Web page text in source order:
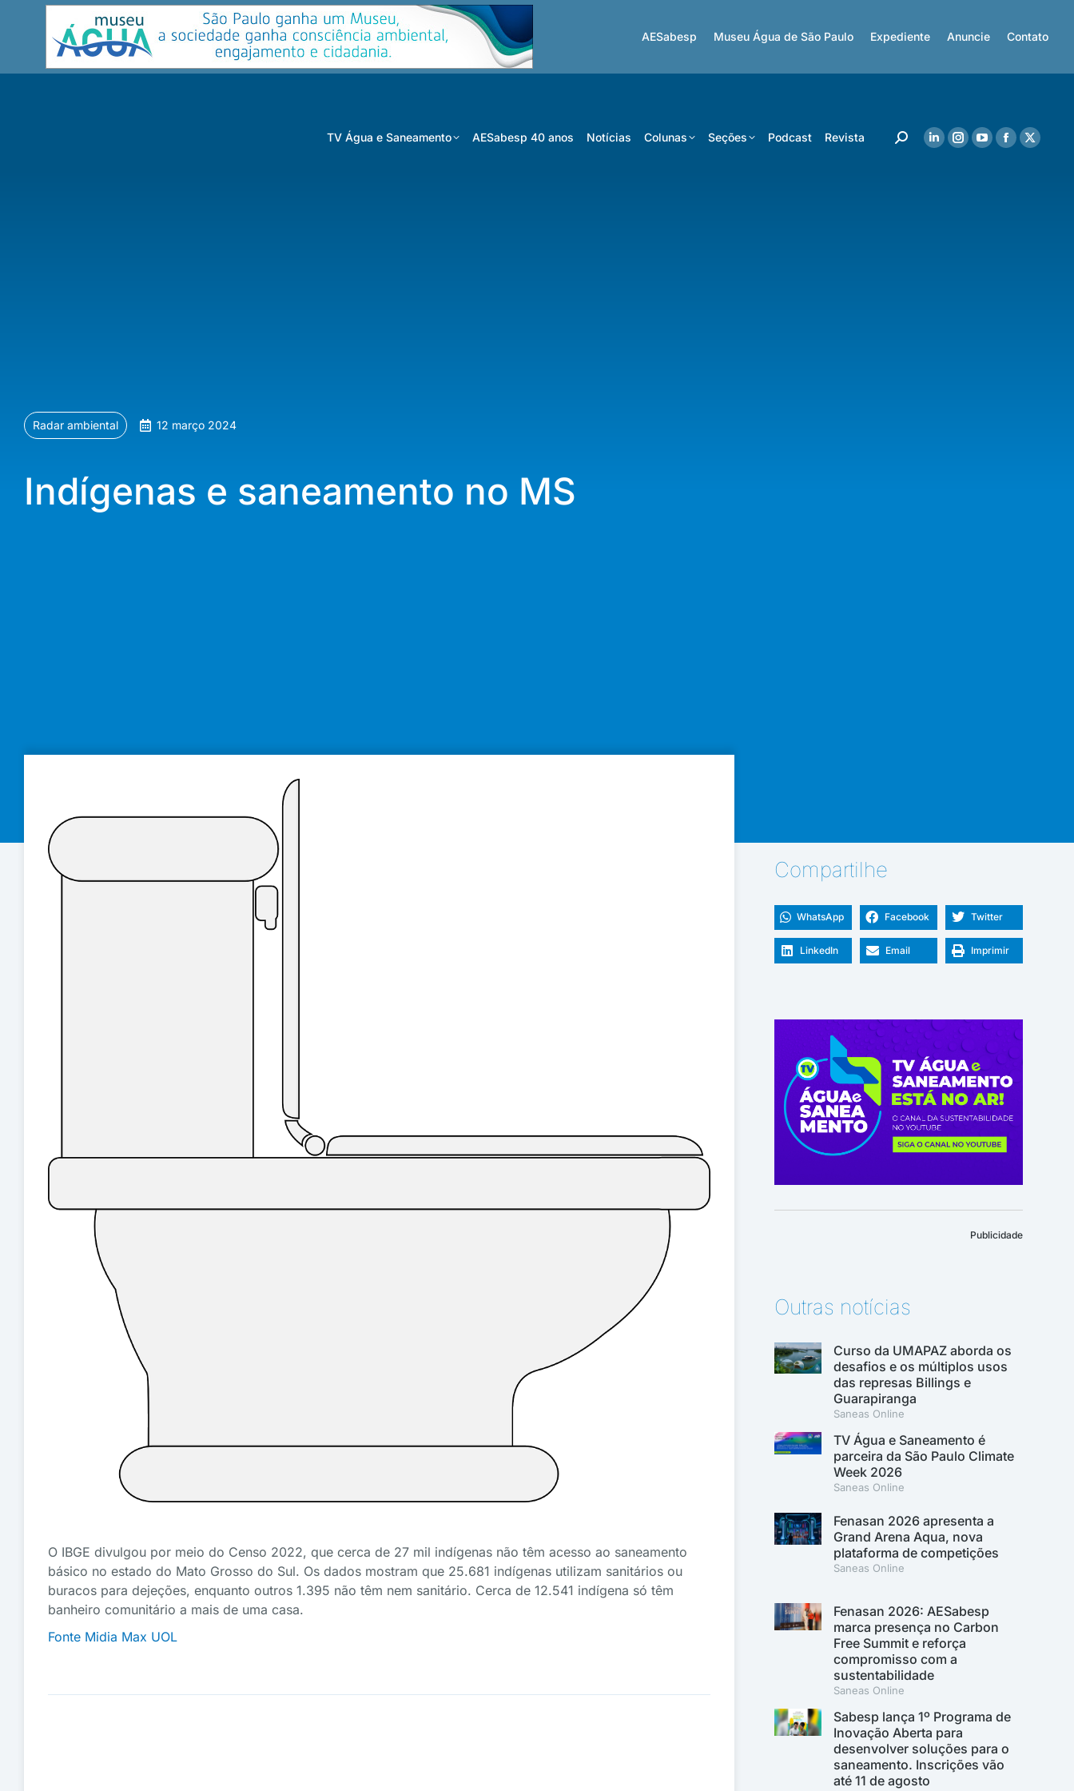
AESabesp Museu Água de São Paulo Expediente Anuncie Contato
TV Água e Saneamento AESabesp 40 anos Notícias Colunas Seções Podcast Revista
Radar ambiental 12 março 2024
Indígenas e saneamento no MS
O IBGE divulgou por meio do Censo 2022, que cerca de 27 mil indígenas não têm acesso ao saneamento
básico no estado do Mato Grosso do Sul. Os dados mostram que 25.681 indígenas utilizam sanitários ou
buracos para dejeções, enquanto outros 1.395 não têm nem sanitário. Cerca de 12.541 indígena só têm
banheiro comunitário a mais de uma casa.
Fonte Midia Max UOL
Compartilhe
WhatsApp Facebook Twitter
LinkedIn Email Imprimir
Publicidade
Outras notícias
Curso da UMAPAZ aborda os
desafios e os múltiplos usos
das represas Billings e
Guarapiranga
Saneas Online
TV Água e Saneamento é
parceira da São Paulo Climate
Week 2026
Saneas Online
Fenasan 2026 apresenta a
Grand Arena Aqua, nova
plataforma de competições
Saneas Online
Fenasan 2026: AESabesp
marca presença no Carbon
Free Summit e reforça
compromisso com a
sustentabilidade
Saneas Online
Sabesp lança 1º Programa de
Inovação Aberta para
desenvolver soluções para o
saneamento. Inscrições vão
até 11 de agosto